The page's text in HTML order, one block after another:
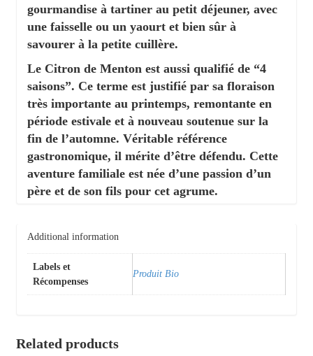
gourmandise à tartiner au petit déjeuner, avec
une faisselle ou un yaourt et bien sûr à
savourer à la petite cuillère.
Le Citron de Menton est aussi qualifié de “4
saisons”. Ce terme est justifié par sa floraison
très importante au printemps, remontante en
période estivale et à nouveau soutenue sur la
fin de l’automne. Véritable référence
gastronomique, il mérite d’être défendu. Cette
aventure familiale est née d’une passion d’un
père et de son fils pour cet agrume.
Additional information
Labels et
Récompenses
Produit Bio
Related products